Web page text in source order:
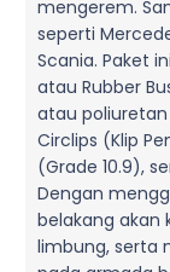
mengerem.
seperti
Scania. Paket
atau Rubber
atau
Circlips (Klip
(Grade 10.9),
Dengan
belakang akan
limbung, serta